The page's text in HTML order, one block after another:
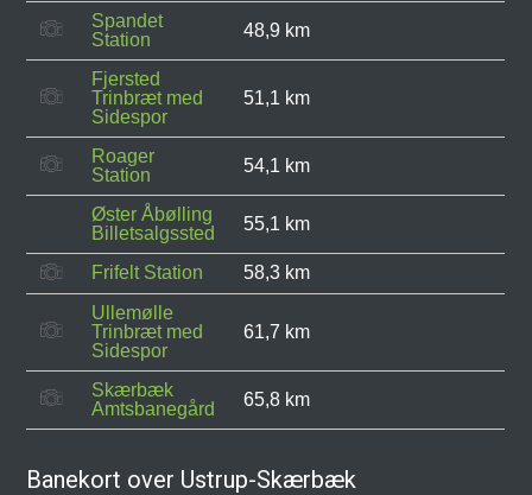
Spandet
Station
48,9 km
Fjersted
Trinbræt med
Sidespor
51,1 km
Roager
Station
54,1 km
Øster Åbølling
Billetsalgssted
55,1 km
Frifelt Station
58,3 km
Ullemølle
Trinbræt med
Sidespor
61,7 km
Skærbæk
Amtsbanegård
65,8 km
Banekort over Ustrup-Skærbæk